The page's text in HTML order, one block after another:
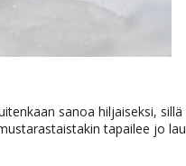
sanoa hiljaiseksi, sillä
tapailee jo